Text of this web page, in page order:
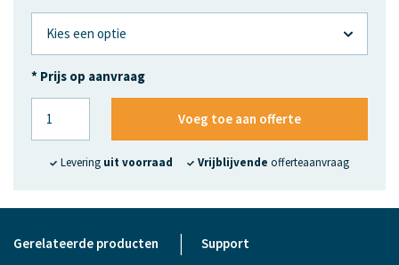
* Prijs op aanvraag
Voeg toe aan offerte
Levering uit voorraad Vrijblijvende offerteaanvraag
Gerelateerde producten | Support